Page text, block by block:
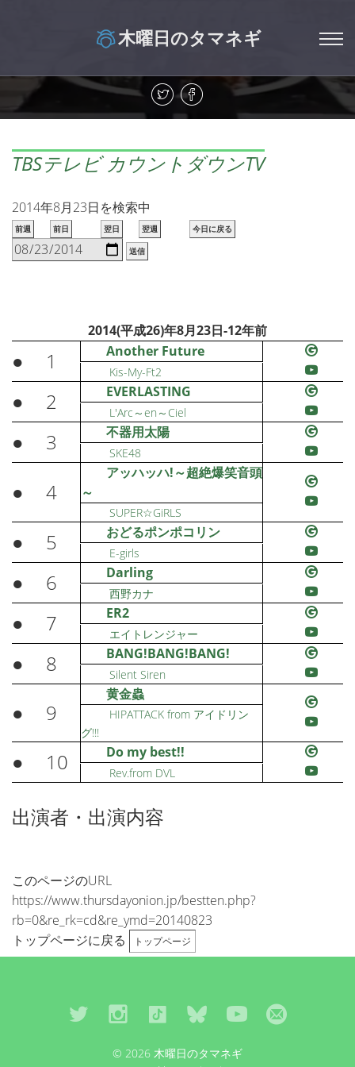
木曜日のタマネギ
TBSテレビ カウントダウンTV
2014年8月23日を検索中
前週 前日 翌日 翌週 今日に戻る
送信
2014(平成26)年8月23日-12年前
● 1 Another Future
Kis-My-Ft2
● 2 EVERLASTING
L'Arc～en～Ciel
● 3 不器用太陽
SKE48
● 4
アッハッハ!～超絶爆笑音頭
～
SUPER☆GiRLS
● 5 おどるポンポコリン
E-girls
● 6 Darling
西野カナ
● 7 ER2
エイトレンジャー
● 8 BANG!BANG!BANG!
Silent Siren
● 9
黄金蟲
HIPATTACK from アイドリン
グ!!!
● 10 Do my best!!
Rev.from DVL
出演者・出演内容
このページのURL
https://www.thursdayonion.jp/bestten.php?
rb=0&re_rk=cd&re_ymd=20140823
トップページに戻る
トップページ
© 2026 木曜日のタマネギ